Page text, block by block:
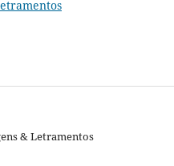
& Letramentos